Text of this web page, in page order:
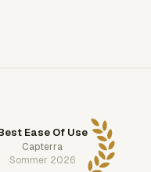
Ease Of Use
Capterra
Sommer 2026